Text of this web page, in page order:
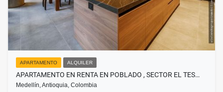
APARTAMENTO ALQUILER
APARTAMENTO EN RENTA EN POBLADO , SECTOR EL TES…
Medellín, Antioquia, Colombia